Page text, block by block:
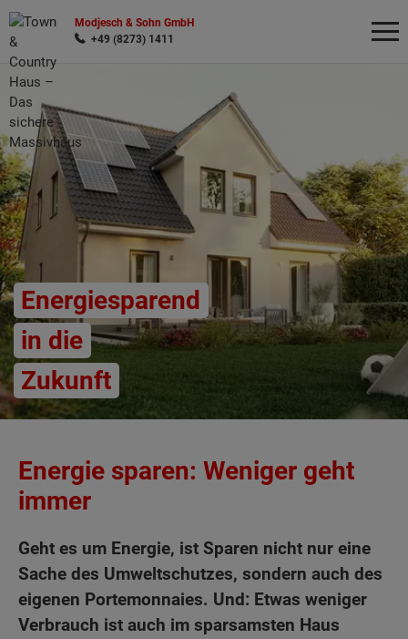
Modjesch & Sohn GmbH
+49 (8273) 1411
Energiesparend
in die
Zukunft
Energie sparen: Weniger geht
immer
Geht es um Energie, ist Sparen nicht nur eine
Sache des Umweltschutzes, sondern auch des
eigenen Portemonnaies. Und: Etwas weniger
Verbrauch ist auch im sparsamsten Haus
Wonach möchten Sie suchen?